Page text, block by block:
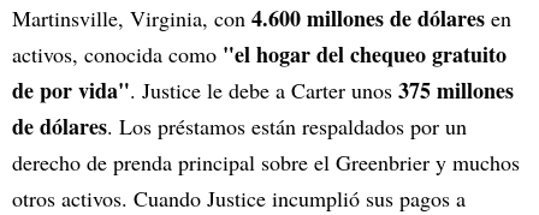
Martinsville, Virginia, con 4.600 millones de dólares en
activos, conocida como "el hogar del chequeo gratuito
de por vida". Justice le debe a Carter unos 375 millones
de dólares. Los préstamos están respaldados por un
derecho de prenda principal sobre el Greenbrier y muchos
otros activos. Cuando Justice incumplió sus pagos a